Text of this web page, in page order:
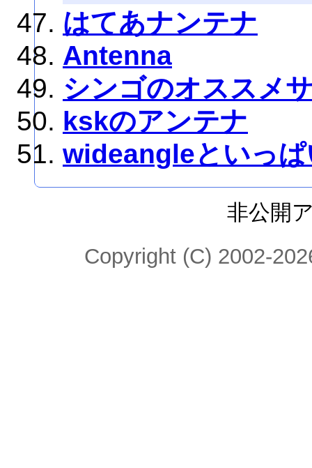
はてあナンテナ
Antenna
シンゴのオススメ
kskのアンテナ
wideangleといっ
非公開
Copyright (C) 2002-